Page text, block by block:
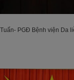
Bệnh viện Da liễu